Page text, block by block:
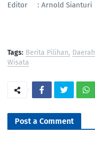
Editor : Arnold Sianturi
Tags: Berita Pilihan Daerah
Wisata
Post a Comment